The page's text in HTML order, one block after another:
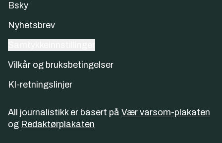
Bsky
Nyhetsbrev
Vilkår og bruksbetingelser
KI-retningslinjer
All journalistikk er basert på Vær varsom-plakaten
og Redaktørplakaten